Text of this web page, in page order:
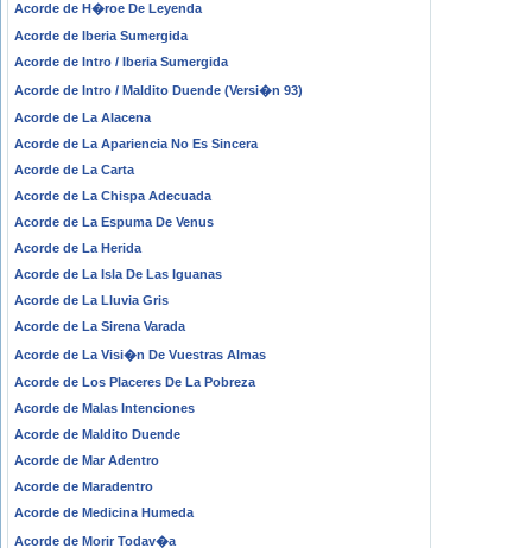
Acorde de H�roe De Leyenda
Acorde de Iberia Sumergida
Acorde de Intro / Iberia Sumergida
Acorde de Intro / Maldito Duende (Versi�n 93)
Acorde de La Alacena
Acorde de La Apariencia No Es Sincera
Acorde de La Carta
Acorde de La Chispa Adecuada
Acorde de La Espuma De Venus
Acorde de La Herida
Acorde de La Isla De Las Iguanas
Acorde de La Lluvia Gris
Acorde de La Sirena Varada
Acorde de La Visi�n De Vuestras Almas
Acorde de Los Placeres De La Pobreza
Acorde de Malas Intenciones
Acorde de Maldito Duende
Acorde de Mar Adentro
Acorde de Maradentro
Acorde de Medicina Humeda
Acorde de Morir Todav�a